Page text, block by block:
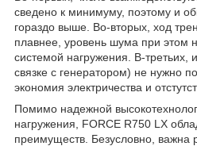
сведено к минимуму, поэтому и
гораздо выше. Во-вторых, ход
плавнее, уровень шума при этом
системой нагружения. В-третьих,
связке с генератором) не нужно
экономия электричества и
Помимо надежной
нагружения, FORCE R750 LX
преимуществ. Безусловно, важна